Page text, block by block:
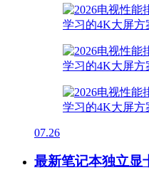
07.26
最新笔记本独立显